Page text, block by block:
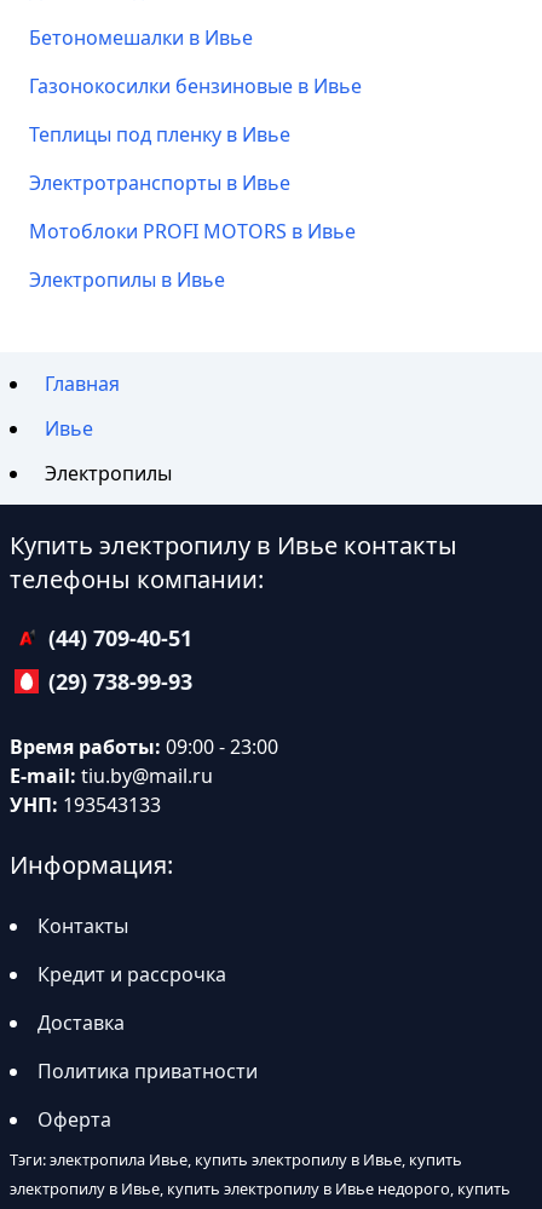
Бетономешалки в Ивье
Газонокосилки бензиновые в Ивье
Теплицы под пленку в Ивье
Электротранспорты в Ивье
Мотоблоки PROFI MOTORS в Ивье
Электропилы в Ивье
Главная
Ивье
Электропилы
Купить электропилу в Ивье контакты
телефоны компании:
(44) 709-40-51
(29) 738-99-93
Время работы: 09:00 - 23:00
E-mail: tiu.by@mail.ru
УНП: 193543133
Информация:
Контакты
Кредит и рассрочка
Доставка
Политика приватности
Оферта
Тэги: электропила Ивье, купить электропилу в Ивье, купить
электропилу в Ивье, купить электропилу в Ивье недорого, купить